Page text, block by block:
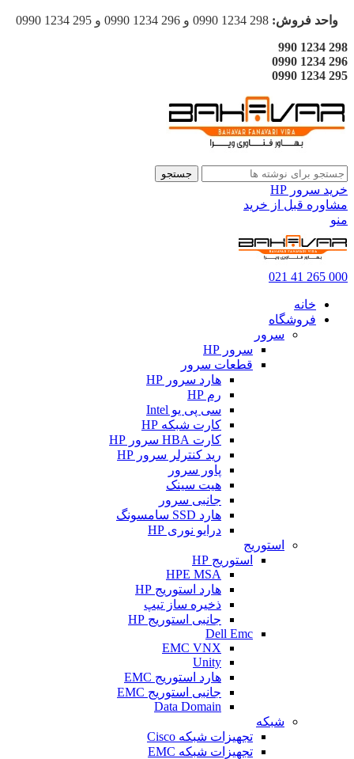
واحد فروش:
298 1234 990
296 1234 0990
295 1234 0990
جستجو
خرید سرور HP
مشاوره قبل از خرید
منو
000 265 41 021
خانه
فروشگاه
سرور
سرور HP
قطعات سرور
هارد سرور HP
رم HP
سی پی یو Intel
کارت شبکه HP
کارت HBA سرور HP
رید کنترلر سرور HP
پاور سرور
هیت سینک
جانبی سرور
هارد SSD سامسونگ
درایو نوری HP
استوریج
استوریج HP
HPE MSA
هارد استوریج HP
ذخیره ساز تیپ
جانبی استوریج HP
Dell Emc
EMC VNX
Unity
هارد استوریج EMC
جانبی استوریج EMC
Data Domain
شبکه
تجهیزات شبکه Cisco
تجهیزات شبکه EMC